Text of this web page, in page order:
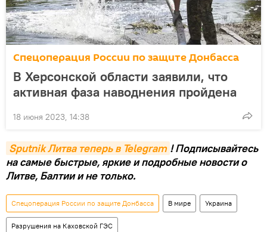
Спецоперация России по защите Донбасса
В Херсонской области заявили, что
активная фаза наводнения пройдена
18 июня 2023, 14:38
Sputnik Литва теперь в Telegram ! Подписывайтесь
на самые быстрые, яркие и подробные новости о
Литве, Балтии и не только.
Спецоперация России по защите Донбасса В мире Украина
Разрушения на Каховской ГЭС